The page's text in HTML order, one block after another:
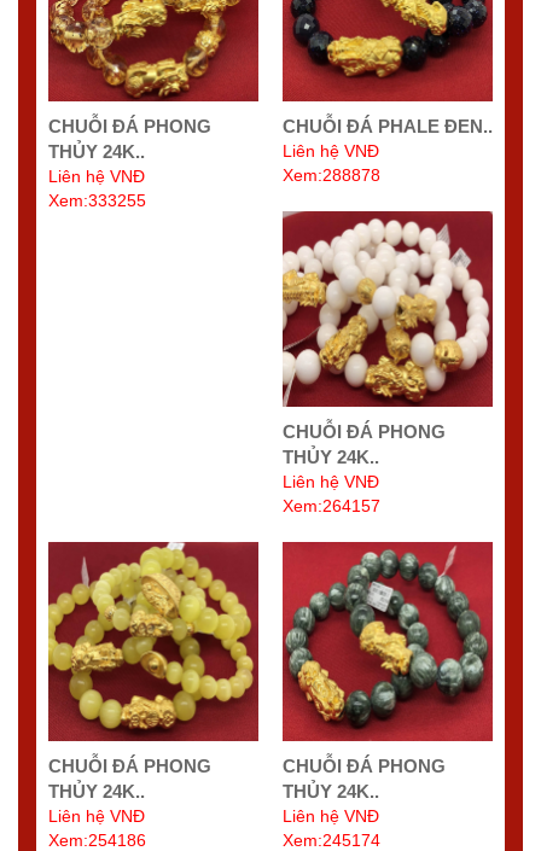
CHUỖI ĐÁ PHONG
THỦY 24K..
Liên hệ VNĐ
Xem:333255
CHUỖI ĐÁ PHALE ĐEN..
Liên hệ VNĐ
Xem:288878
CHUỖI ĐÁ PHONG
THỦY 24K..
Liên hệ VNĐ
Xem:264157
CHUỖI ĐÁ PHONG
THỦY 24K..
Liên hệ VNĐ
Xem:254186
CHUỖI ĐÁ PHONG
THỦY 24K..
Liên hệ VNĐ
Xem:245174